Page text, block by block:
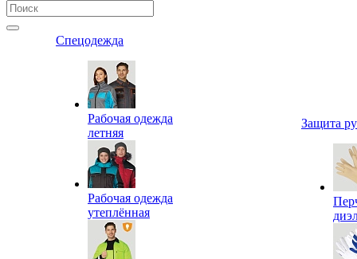
Спецодежда
Рабочая одежда
летняя
Рабочая одежда
утеплённая
Защита